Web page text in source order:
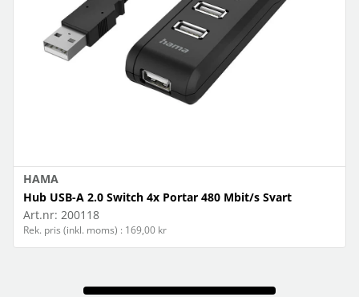
HAMA
Hub USB-A 2.0 Switch 4x Portar 480 Mbit/s Svart
Art.nr: 200118
Rek. pris (inkl. moms) : 169,00 kr